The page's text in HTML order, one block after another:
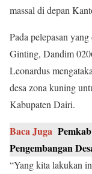
massal di depan
Pada pelepasan
Ginting, Dandim
Leonardus
desa zona kuning
Kabupaten Dairi.
Baca Juga
Pengembangan
“Yang kita lakukan